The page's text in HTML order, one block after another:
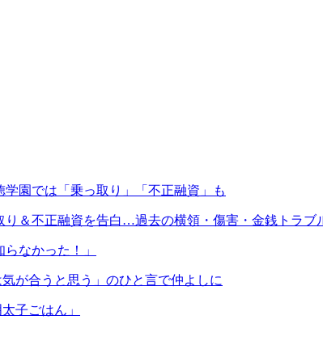
園では「乗っ取り」「不正融資」も
り＆不正融資を告白…過去の横領・傷害・金銭トラブ
なかった！」
が合うと思う」のひと言で仲よしに
子ごはん」